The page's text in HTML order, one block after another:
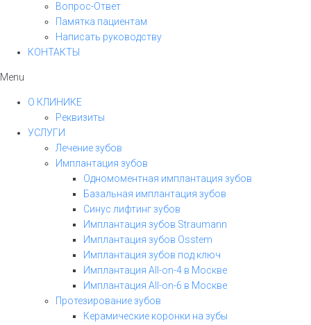
Вопрос-Ответ
Памятка пациентам
Написать руководству
КОНТАКТЫ
Menu
О КЛИНИКЕ
Реквизиты
УСЛУГИ
Лечение зубов
Имплантация зубов
Одномоментная имплантация зубов
Базальная имплантация зубов
Синус лифтинг зубов
Имплантация зубов Straumann
Имплантация зубов Osstem
Имплантация зубов под ключ
Имплантация All-on-4 в Москве
Имплантация All-on-6 в Москве
Протезирование зубов
Керамические коронки на зубы